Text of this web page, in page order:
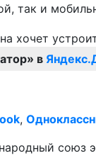
так и
в
,
союз